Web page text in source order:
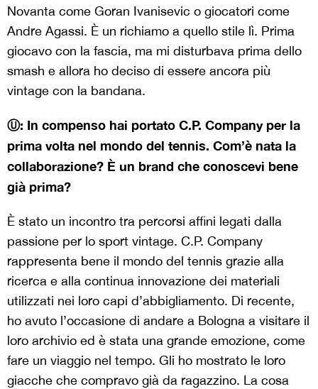
Novanta come Goran Ivanisevic o giocatori come
Andre Agassi. È un richiamo a quello stile lì. Prima
giocavo con la fascia, ma mi disturbava prima dello
smash e allora ho deciso di essere ancora più
vintage con la bandana.
Ⓤ: In compenso hai portato C.P. Company per la
prima volta nel mondo del tennis. Com’è nata la
collaborazione? È un brand che conoscevi bene
già prima?
È stato un incontro tra percorsi affini legati dalla
passione per lo sport vintage. C.P. Company
rappresenta bene il mondo del tennis grazie alla
ricerca e alla continua innovazione dei materiali
utilizzati nei loro capi d’abbigliamento. Di recente,
ho avuto l’occasione di andare a Bologna a visitare il
loro archivio ed è stata una grande emozione, come
fare un viaggio nel tempo. Gli ho mostrato le loro
giacche che compravo già da ragazzino. La cosa